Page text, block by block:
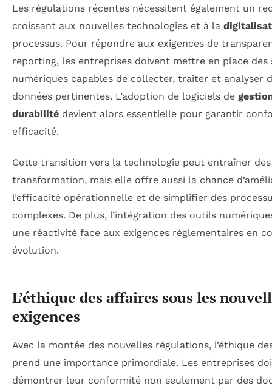
Les régulations récentes nécessitent également un
croissant aux nouvelles technologies et à la
processus. Pour répondre aux exigences de
reporting, les entreprises doivent mettre en place des
numériques capables de collecter, traiter et analyser
données pertinentes. L’adoption de logiciels de
durabilité devient alors essentielle pour garantir
efficacité.
Cette transition vers la technologie peut entraîner
transformation, mais elle offre aussi la chance
l’efficacité opérationnelle et de simplifier des
complexes. De plus, l’intégration des outils
une réactivité face aux exigences réglementaires en
évolution.
L’éthique des affaires sous les
exigences
Avec la montée des nouvelles régulations, l’éthique
prend une importance primordiale. Les entreprises
démontrer leur conformité non seulement par des